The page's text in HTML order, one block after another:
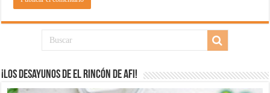
¡Los desayunos de El Rincón de Afi!